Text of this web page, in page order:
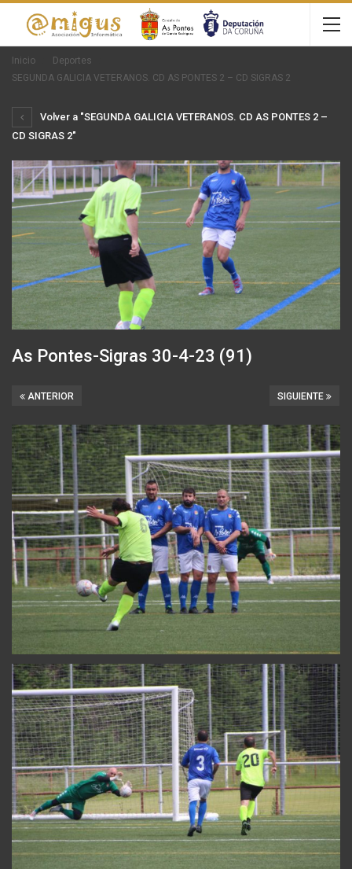
Inicio
Deportes
SEGUNDA GALICIA VETERANOS. CD AS PONTES 2 – CD SIGRAS 2
Volver a "SEGUNDA GALICIA VETERANOS. CD AS PONTES 2 –
CD SIGRAS 2"
As Pontes-Sigras 30-4-23 (91)
SIGUIENTE
ANTERIOR